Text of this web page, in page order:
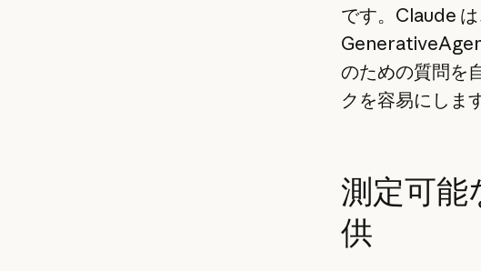
です。Claude
のための質問を
クを容易にします
測定可能
供